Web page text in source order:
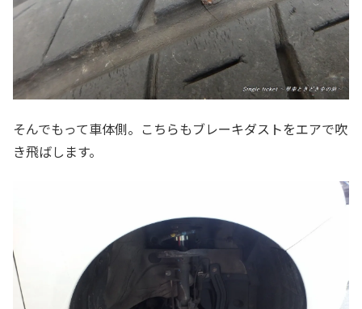
そんでもって車体側。こちらもブレーキダストをエアで吹
き飛ばします。